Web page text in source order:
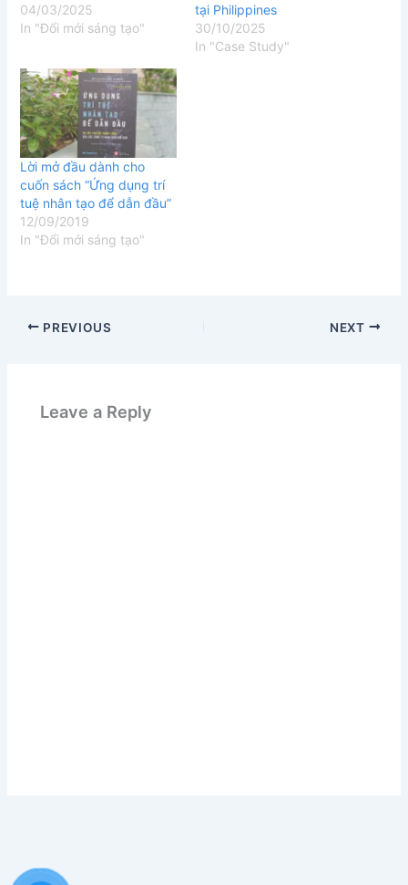
04/03/2025
In "Đổi mới sáng tạo"
tại Philippines
30/10/2025
In "Case Study"
Lời mở đầu dành cho
cuốn sách “Ứng dụng trí
tuệ nhân tạo để dẫn đầu”
12/09/2019
In "Đổi mới sáng tạo"
PREVIOUS NEXT
Leave a Reply